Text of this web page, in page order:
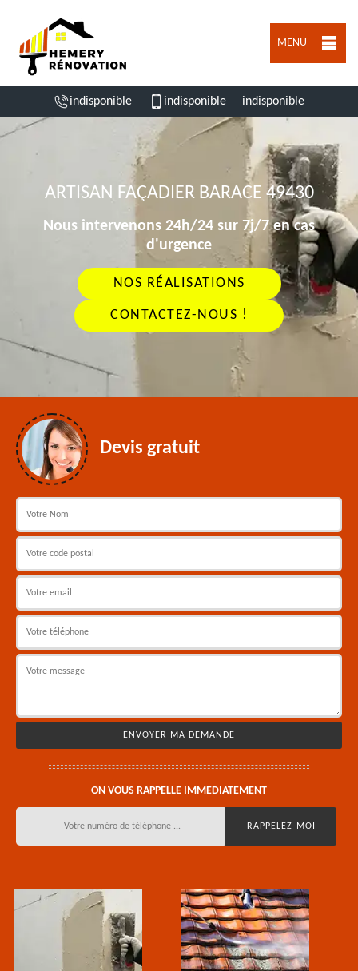
MENU
indisponible indisponible indisponible
ARTISAN FAÇADIER BARACE 49430
Nous intervenons 24h/24 sur 7j/7 en cas
d'urgence
NOS RÉALISATIONS
CONTACTEZ-NOUS !
Devis gratuit
ON VOUS RAPPELLE IMMEDIATEMENT